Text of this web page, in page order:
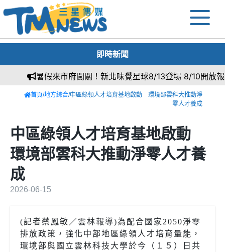
即時新聞
暑假來市府闖關！新北味覺星球8/13登場 8/10開放報名
首頁/地方綜合/中區綠領人才培育基地啟動 環境部雲科大推動淨
零人才養成
中區綠領人才培育基地啟動
環境部雲科大推動淨零人才養
成
2026-06-15
(記者蔡鳳敏／雲林報導)為配合國家2050淨零
排放政策，強化中部地區綠領人才培育量能，
環境部與國立雲林科技大學於今（１５）日共